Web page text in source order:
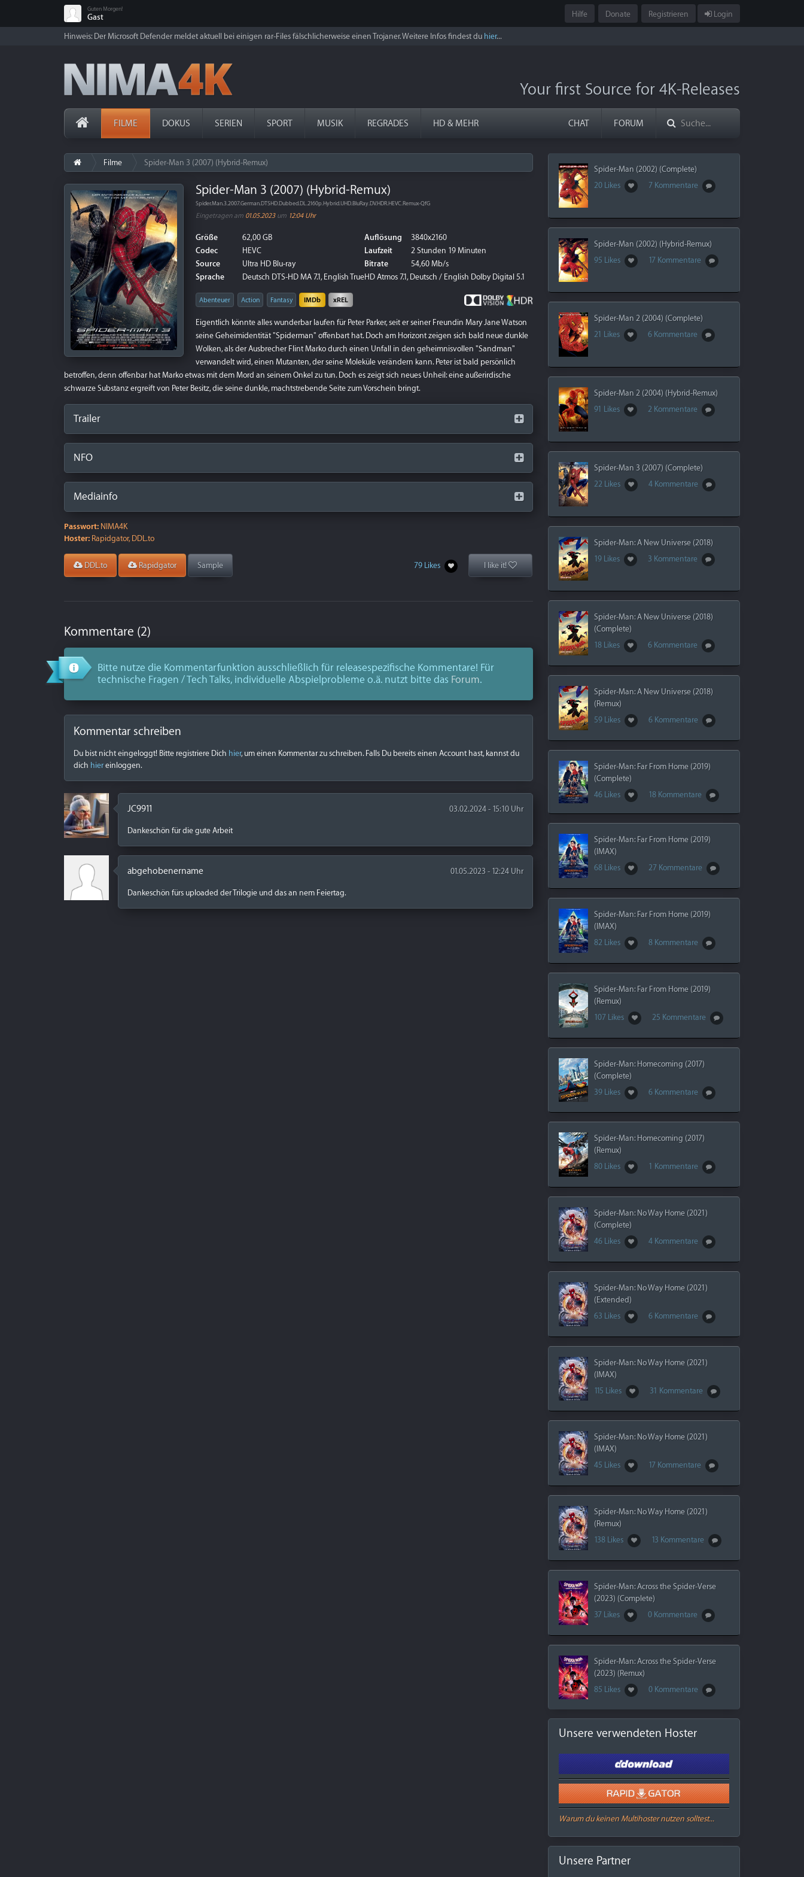
Guten Morgen!
Gast Hilfe Donate Registrieren Login
Hinweis: Der Microsoft Defender meldet aktuell bei einigen rar-Files fälschlicherweise einen Trojaner. Weitere Infos findest du hier...
Your first Source for 4K-Releases
FILME DOKUS SERIEN SPORT MUSIK REGRADES HD & MEHR CHAT FORUM
Filme Spider-Man 3 (2007) (Hybrid-Remux)
Spider-Man 3 (2007) (Hybrid-Remux)
Spider.Man.3.2007.German.DTSHD.Dubbed.DL.2160p.Hybrid.UHD.BluRay.DV.HDR.HEVC.Remux-QfG
Eingetragen am 01.05.2023um 12:04 Uhr
Größe
62,00 GB
Codec
HEVC
Source
Ultra HD Blu-ray
Sprache
Deutsch DTS-HD MA 7.1, English TrueHD Atmos 7.1, Deutsch / English Dolby Digital 5.1
Auflösung
3840x2160
Laufzeit
2 Stunden 19 Minuten
Bitrate
54,60 Mb/s
Abenteuer Action Fantasy IMDb xREL
Eigentlich könnte alles wunderbar laufen für Peter Parker, seit er seiner Freundin Mary Jane Watson
seine Geheimidentität "Spiderman" offenbart hat. Doch am Horizont zeigen sich bald neue dunkle
Wolken, als der Ausbrecher Flint Marko durch einen Unfall in den geheimnisvollen "Sandman"
verwandelt wird, einen Mutanten, der seine Moleküle verändern kann. Peter ist bald persönlich
betroffen, denn offenbar hat Marko etwas mit dem Mord an seinem Onkel zu tun. Doch es zeigt sich neues Unheil: eine außerirdische
schwarze Substanz ergreift von Peter Besitz, die seine dunkle, machtstrebende Seite zum Vorschein bringt.
Trailer
NFO
Mediainfo
Passwort: NIMA4K
Hoster: Rapidgator, DDL.to
DDL.to Rapidgator Sample 79 Likes I like it!
Kommentare (2)
Bitte nutze die Kommentarfunktion ausschließlich für releasespezifische Kommentare! Für
technische Fragen / Tech Talks, individuelle Abspielprobleme o.ä. nutzt bitte das Forum.
Kommentar schreiben
Du bist nicht eingeloggt! Bitte registriere Dich hier, um einen Kommentar zu schreiben. Falls Du bereits einen Account hast, kannst du
dich hiereinloggen.
JC9911 03.02.2024 - 15:10 Uhr
Dankeschön für die gute Arbeit
abgehobenername 01.05.2023 - 12:24 Uhr
Dankeschön fürs uploaded der Trilogie und das an nem Feiertag.
Spider-Man (2002) (Complete)
20 Likes
7 Kommentare
Spider-Man (2002) (Hybrid-Remux)
95 Likes
17 Kommentare
Spider-Man 2 (2004) (Complete)
21 Likes
6 Kommentare
Spider-Man 2 (2004) (Hybrid-Remux)
91 Likes
2 Kommentare
Spider-Man 3 (2007) (Complete)
22 Likes
4 Kommentare
Spider-Man: A New Universe (2018)
19 Likes
3 Kommentare
Spider-Man: A New Universe (2018)
(Complete)
18 Likes
6 Kommentare
Spider-Man: A New Universe (2018)
(Remux)
59 Likes
6 Kommentare
Spider-Man: Far From Home (2019)
(Complete)
46 Likes
18 Kommentare
Spider-Man: Far From Home (2019)
(IMAX)
68 Likes
27 Kommentare
Spider-Man: Far From Home (2019)
(IMAX)
82 Likes
8 Kommentare
Spider-Man: Far From Home (2019)
(Remux)
107 Likes
25 Kommentare
Spider-Man: Homecoming (2017)
(Complete)
39 Likes
6 Kommentare
Spider-Man: Homecoming (2017)
(Remux)
80 Likes
1 Kommentare
Spider-Man: No Way Home (2021)
(Complete)
46 Likes
4 Kommentare
Spider-Man: No Way Home (2021)
(Extended)
63 Likes
6 Kommentare
Spider-Man: No Way Home (2021)
(IMAX)
115 Likes
31 Kommentare
Spider-Man: No Way Home (2021)
(IMAX)
45 Likes
17 Kommentare
Spider-Man: No Way Home (2021)
(Remux)
138 Likes
13 Kommentare
Spider-Man: Across the Spider-Verse
(2023) (Complete)
37 Likes
0 Kommentare
Spider-Man: Across the Spider-Verse
(2023) (Remux)
85 Likes
0 Kommentare
Unsere verwendeten Hoster
Warum du keinen Multihoster nutzen solltest...
Unsere Partner